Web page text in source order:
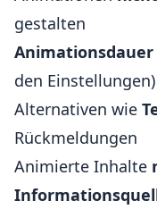
gestalten
den Einstellungen)
Alternativen wie
Rückmeldungen
Animierte Inhalte